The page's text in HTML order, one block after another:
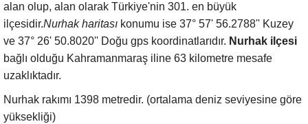
alan olup, alan olarak Türkiye'nin 301. en büyük
ilçesidir.Nurhak haritası konumu ise 37° 57' 56.2788'' Kuzey
ve 37° 26' 50.8020'' Doğu gps koordinatlarıdır. Nurhak ilçesi
bağlı olduğu Kahramanmaraş iline 63 kilometre mesafe
uzaklıktadır.
Nurhak rakımı 1398 metredir. (ortalama deniz seviyesine göre
yüksekliği)